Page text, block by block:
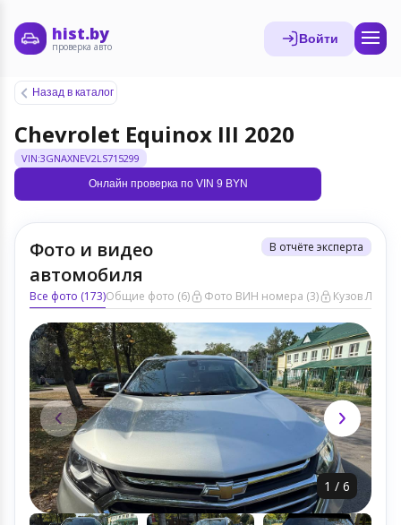
hist.by
проверка авто
Войти
Назад в каталог
Chevrolet Equinox III 2020
VIN:3GNAXNEV2LS715299
Онлайн проверка по VIN 9 BYN
Фото и видео
автомобиля
В отчёте эксперта
Все фото (173)Общие фото (6) Фото ВИН номера (3) Кузов ЛКП
1 / 6